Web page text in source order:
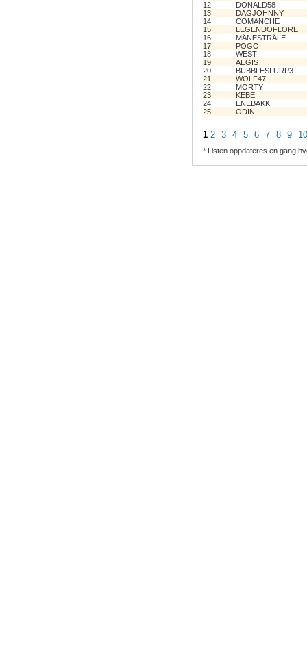
12
DONALD58
13
DAGJOHNNY
14
COMANCHE
15
LEGENDOFLORE
16
MÅNESTRÅLE
17
POGO
18
WEST
19
AEGIS
20
BUBBLESLURP3
21
WOLF47
22
MORTY
23
KEBE
24
ENEBAKK
25
ODIN
1 2 3 4 5 6 7 8 9 10
* Listen oppdateres en gang